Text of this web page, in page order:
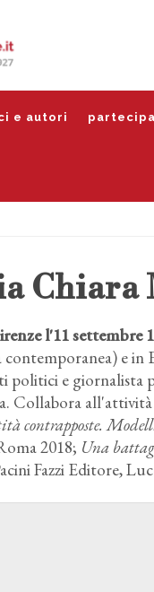
e autori partecipa
Chiara
l'11 settembre
e
e giornalista
Collabora
contrapposte.
2018; Una
Fazzi Editore,